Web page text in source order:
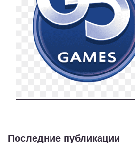
Последние публикации